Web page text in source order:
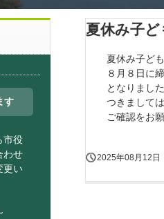
夏休み子
夏休み子ど
８月８日に
となりました
つきまして
ご確認をお
2025年08月12日
す
市役
わせ
更い